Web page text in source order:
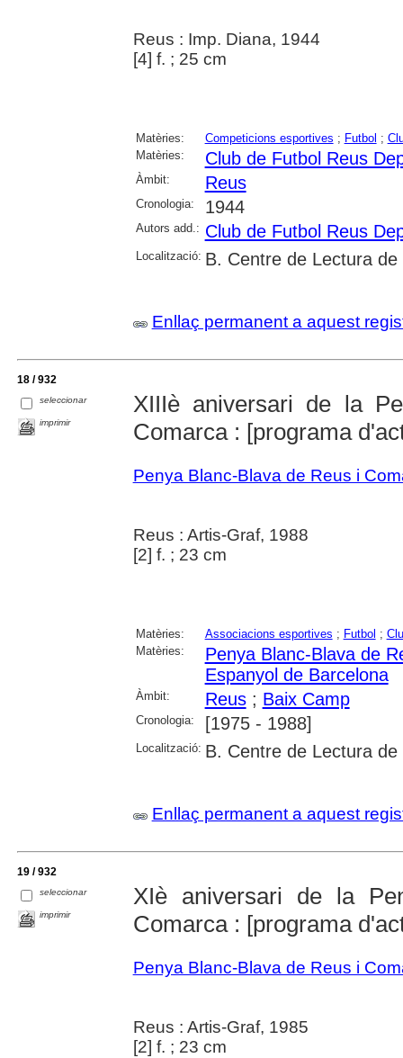
Reus : Imp. Diana, 1944
[4] f. ; 25 cm
Matèries: Competicions esportives ; Futbol ;
Matèries:
Club de Futbol Reus
Àmbit: Reus
Cronologia: 1944
Autors add.: Club de Futbol Reus
Localització: B. Centre de Lectura de
Enllaç permanent a aquest
18 / 932
seleccionar
imprimir
XIIIè aniversari de la
Comarca : [programa
Penya Blanc-Blava de Reus i
Reus : Artis-Graf, 1988
[2] f. ; 23 cm
Matèries: Associacions esportives ; Futbol ;
Matèries:
Penya Blanc-Blava de
Espanyol de Barcelona
Àmbit: Reus; Baix Camp
Cronologia: [1975 - 1988]
Localització: B. Centre de Lectura de
Enllaç permanent a aquest
19 / 932
seleccionar
imprimir
XIè aniversari de la
Comarca : [programa
Penya Blanc-Blava de Reus i
Reus : Artis-Graf, 1985
[2] f. ; 23 cm